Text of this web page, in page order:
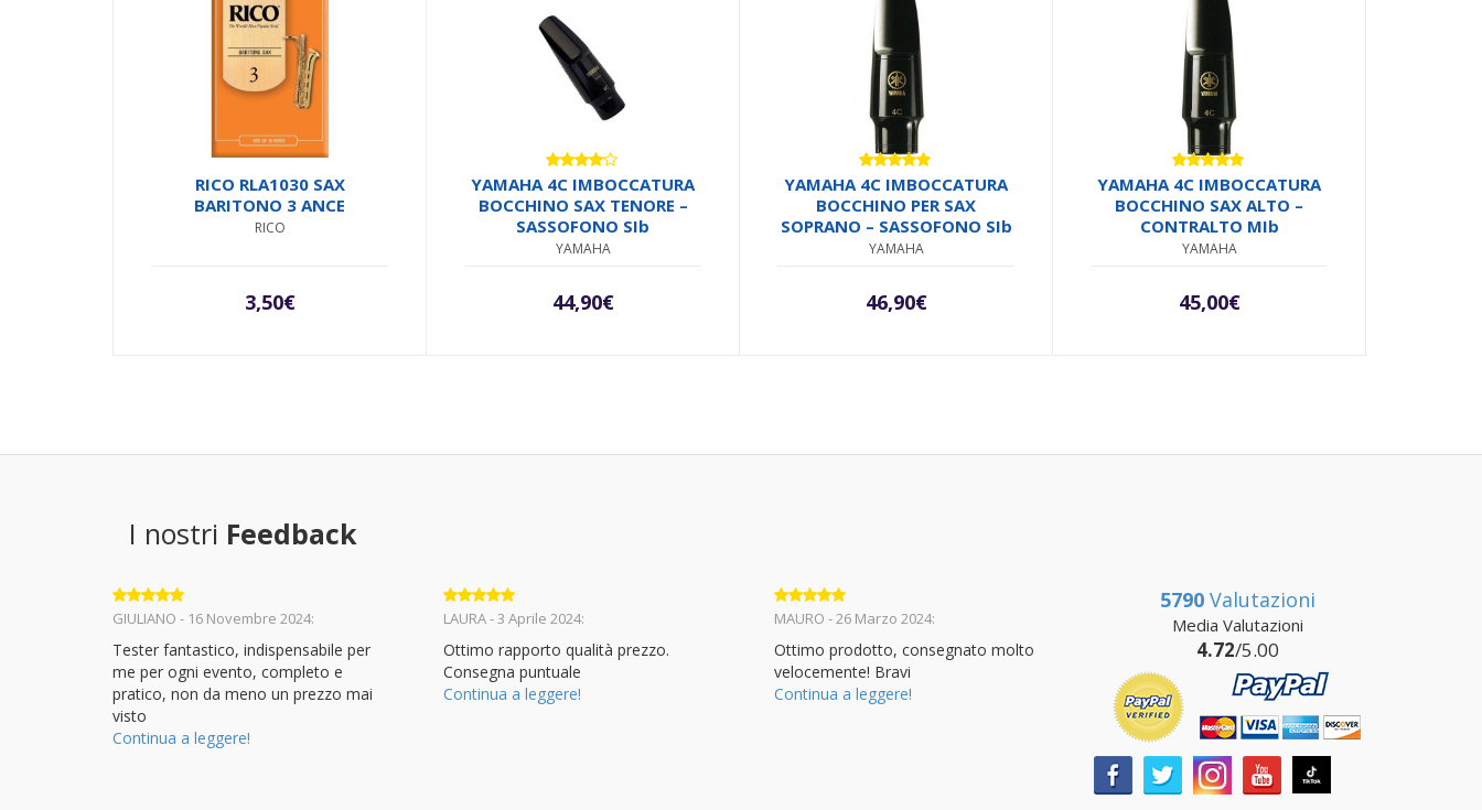
RICO RLA1030 SAX
BARITONO 3 ANCE
RICO
3,50€
Valutato
4.00su
5
YAMAHA 4C IMBOCCATURA
BOCCHINO SAX TENORE –
SASSOFONO SIb
YAMAHA
44,90€
Valutato
5.00su 5
YAMAHA 4C IMBOCCATURA
BOCCHINO PER SAX
SOPRANO – SASSOFONO SIb
YAMAHA
46,90€
Valutato
5.00 su 5
YAMAHA 4C IMBOCCATURA
BOCCHINO SAX ALTO –
CONTRALTO MIb
YAMAHA
45,00€
I nostri Feedback
Valutato 5
GIULIANO - 16 Novembre 2024:
Tester fantastico, indispensabile per
me per ogni evento, completo e
pratico, non da meno un prezzo mai
visto
Continua a leggere!
Valutato 5
LAURA - 3 Aprile 2024:
Ottimo rapporto qualità prezzo.
Consegna puntuale
Continua a leggere!
Valutato5
MAURO - 26 Marzo 2024:
Ottimo prodotto, consegnato molto
velocemente! Bravi
Continua a leggere!
5790Valutazioni
Media Valutazioni
4.72/5.00